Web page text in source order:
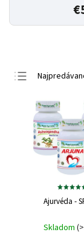
Najdrahšie
Abecedne
Ajurvéda -
Skladom